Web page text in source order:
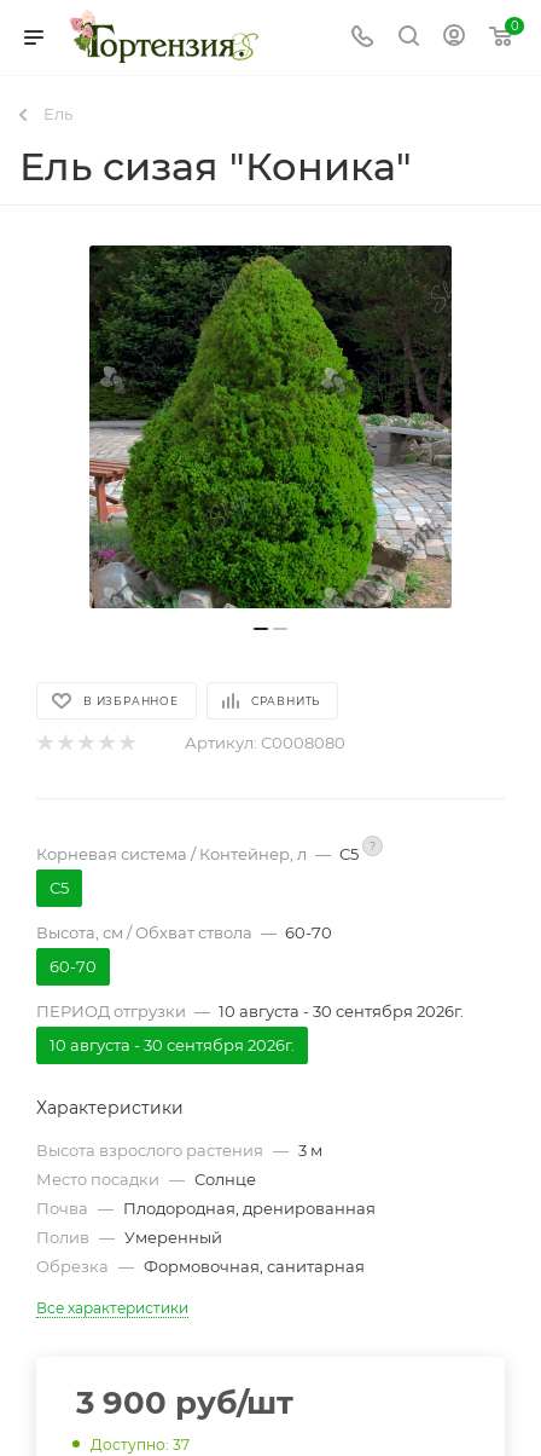
0
Ель
Ель сизая "Коника"
В ИЗБРАННОЕ СРАВНИТЬ
Артикул: С0008080
Корневая система / Контейнер, л — С5 ?
С5
Высота, см / Обхват ствола — 60-70
60-70
ПЕРИОД отгрузки — 10 августа - 30 сентября 2026г.
10 августа - 30 сентября 2026г.
Характеристики
Высота взрослого растения — 3 м
Место посадки — Солнце
Почва — Плодородная, дренированная
Полив — Умеренный
Обрезка — Формовочная, санитарная
Все характеристики
3 900 руб/шт
Доступно: 37